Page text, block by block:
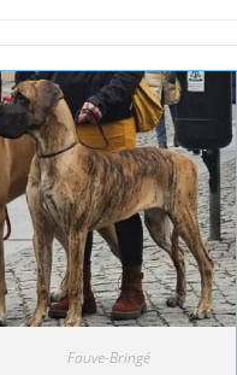
Fauve-Bringé